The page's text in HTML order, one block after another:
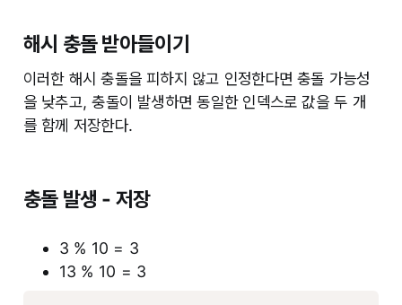
해시 충돌 받아들이기
이러한 해시 충돌을 피하지 않고 인정한다면 충돌 가능성
을 낮추고, 충돌이 발생하면 동일한 인덱스로 값을 두 개
를 함께 저장한다.
충돌 발생 - 저장
3 % 10 = 3
13 % 10 = 3